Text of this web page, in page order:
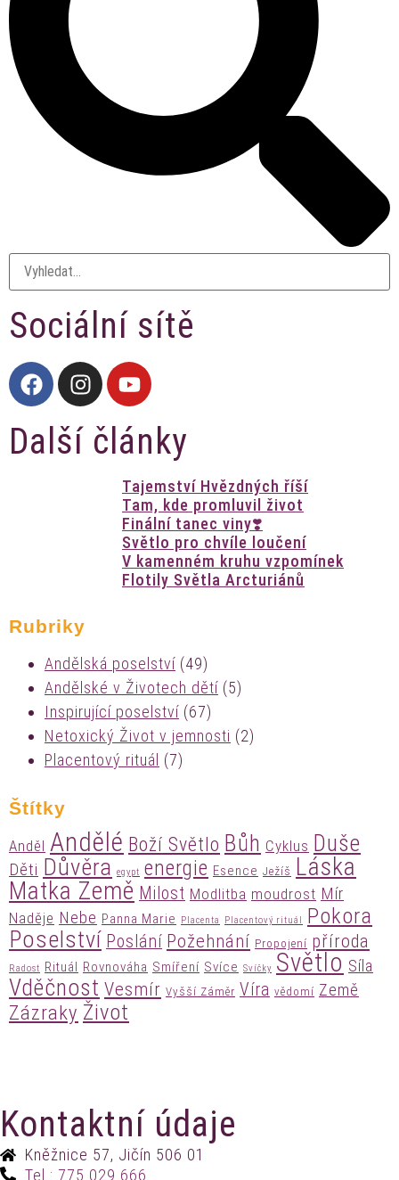
Sociální sítě
Další články
Tajemství Hvězdných říší
Tam, kde promluvil život
Finální tanec viny❣️
Světlo pro chvíle loučení
V kamenném kruhu vzpomínek
Flotily Světla Arcturiánů
Rubriky
Andělská poselství (49)
Andělské v Životech dětí (5)
Inspirující poselství (67)
Netoxický Život v jemnosti (2)
Placentový rituál (7)
Štítky
Anděl Andělé Boží Světlo Bůh Cyklus Duše
Děti Důvěra egypt energie Esence Ježíš Láska
Matka Země Milost Modlitba moudrost Mír
Naděje Nebe Panna Marie Placenta Placentový rituál Pokora
Poselství Poslání Požehnání Propojení příroda
Radost Rituál Rovnováha Smíření Svíce Svíčky Světlo Síla
Vděčnost Vesmír Vyšší Záměr Víra vědomí Země
Zázraky Život
Kontaktní údaje
Kněžnice 57, Jičín 506 01
Tel.: 775 029 666